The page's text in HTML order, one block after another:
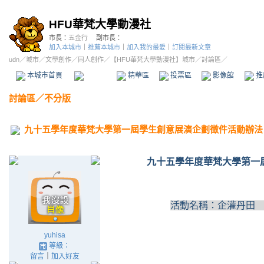
HFU華梵大學動漫社
市長： 五金行
副市長：
加入本城市
推薦本城市 加入我的最愛
訂閱最新文章
udn／城市／文學創作／同人創作／ 【HFU華梵大學動漫社】城市／討論區／
本城市首頁 精華區 投票區 影像館
討論區／不分版
九十五學年度華梵大學第一屆學生創意展演企劃徵件活動辦法
yuhisa
等級：
留言｜ 加入好友
九十五學年度華梵大學第
活動名稱：企灌丹田